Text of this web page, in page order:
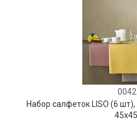
Набор салфеток LISO (6